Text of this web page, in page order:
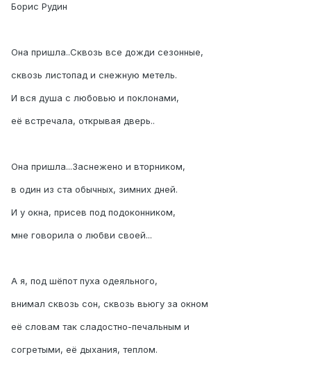
Борис Рудин
Она пришла..Сквозь все дожди сезонные,
сквозь листопад и снежную метель.
И вся душа с любовью и поклонами,
её встречала, открывая дверь..
Она пришла...Заснежено и вторником,
в один из ста обычных, зимних дней.
И у окна, присев под подоконником,
мне говорила о любви своей...
А я, под шёпот пуха одеяльного,
внимал сквозь сон, сквозь вьюгу за окном
её словам так сладостно-печальным и
согретыми, её дыхания, теплом.